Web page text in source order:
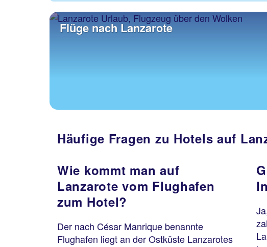
Flüge nach Lanzarote
Häufige Fragen zu Hotels auf
Wie kommt man auf
Lanzarote vom Flughafen
zum Hotel?
Der nach César Manrique benannte
Flughafen liegt an der Ostküste Lanzarotes